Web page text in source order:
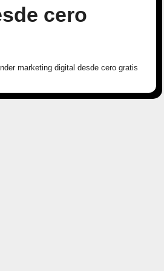
cero
marketing digital desde cero gratis